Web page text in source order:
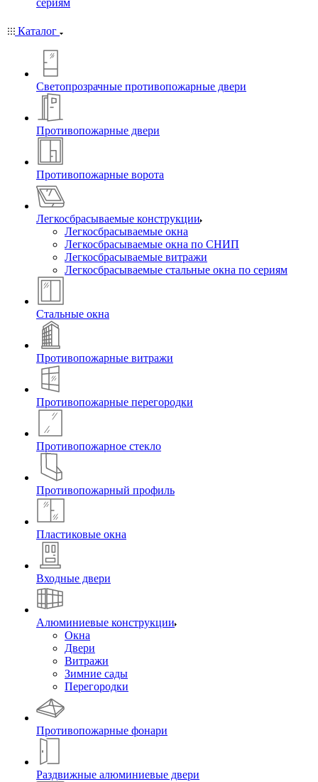
сериям
Каталог
Светопрозрачные противопожарные двери
Противопожарные двери
Противопожарные ворота
Легкосбрасываемые конструкции
Легкосбрасываемые окна
Легкосбрасываемые окна по СНИП
Легкосбрасываемые витражи
Легкосбрасываемые стальные окна по сериям
Стальные окна
Противопожарные витражи
Противопожарные перегородки
Противопожарное стекло
Противопожарный профиль
Пластиковые окна
Входные двери
Алюминиевые конструкции
Окна
Двери
Витражи
Зимние сады
Перегородки
Противопожарные фонари
Раздвижные алюминиевые двери